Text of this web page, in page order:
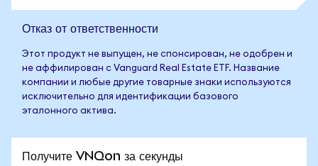
Отказ от ответственности
Этот продукт не выпущен, не спонсирован, не одобрен и
не аффилирован с Vanguard Real Estate ETF. Название
компании и любые другие товарные знаки используются
исключительно для идентификации базового
эталонного актива.
Получите VNQon за секунды